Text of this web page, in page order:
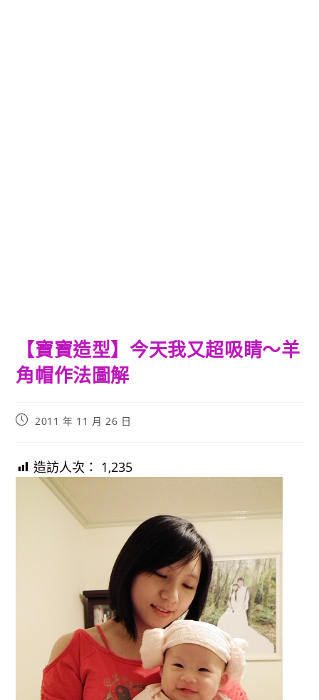
【寶寶造型】今天我又超吸睛～羊
角帽作法圖解
Post2011 年 11 月 26 日
造訪人次： 1,235